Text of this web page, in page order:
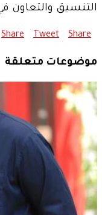
التنسيق والتعاون
Share
Tweet
Share
موضوعات متعلقة